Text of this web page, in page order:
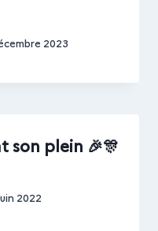
2023
son plein 🎉🎊
2022